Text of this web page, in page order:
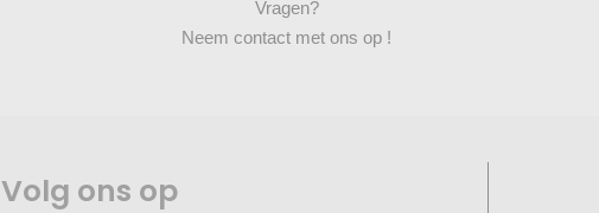
Vragen?
Neem contact met ons op !
Volg ons op